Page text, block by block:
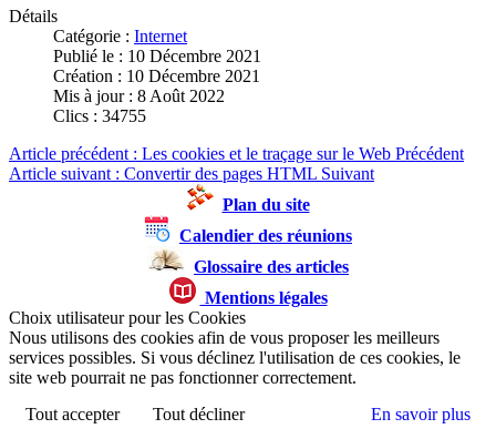
Détails
Catégorie : Internet
Publié le : 10 Décembre 2021
Création : 10 Décembre 2021
Mis à jour : 8 Août 2022
Clics : 34755
Article précédent : Les cookies et le traçage sur le Web Précédent
Article suivant : Convertir des pages HTML Suivant
Plan du site
Calendier des réunions
Glossaire des articles
Mentions légales
Choix utilisateur pour les Cookies
Nous utilisons des cookies afin de vous proposer les meilleurs
services possibles. Si vous déclinez l'utilisation de ces cookies, le
site web pourrait ne pas fonctionner correctement.
Tout accepter
Tout décliner
En savoir plus